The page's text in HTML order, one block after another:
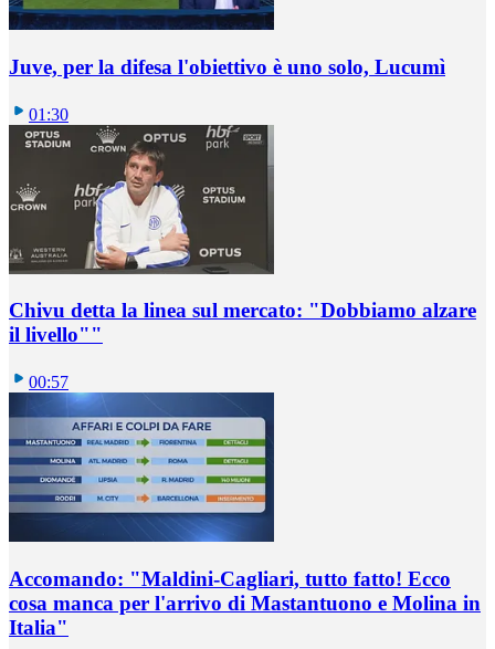
Juve, per la difesa l'obiettivo è uno solo, Lucumì
01:30
Chivu detta la linea sul mercato: "Dobbiamo alzare
il livello""
00:57
Accomando: "Maldini-Cagliari, tutto fatto! Ecco
cosa manca per l'arrivo di Mastantuono e Molina in
Italia"